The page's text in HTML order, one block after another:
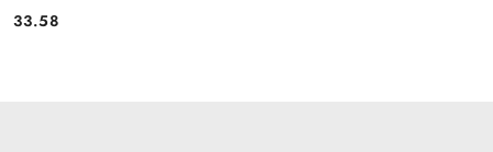
Cena:
33.58